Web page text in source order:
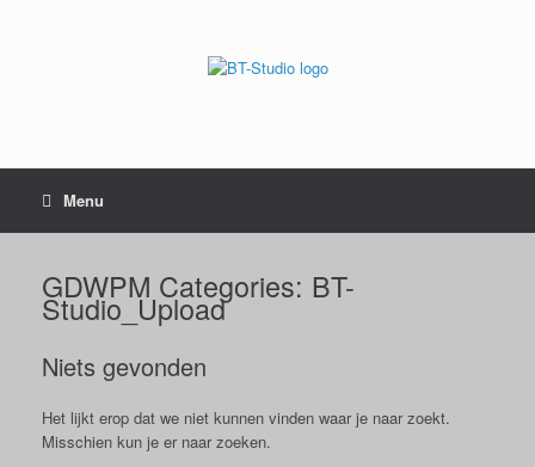
Menu
GDWPM Categories: BT-
Studio_Upload
Niets gevonden
Het lijkt erop dat we niet kunnen vinden waar je naar zoekt.
Misschien kun je er naar zoeken.